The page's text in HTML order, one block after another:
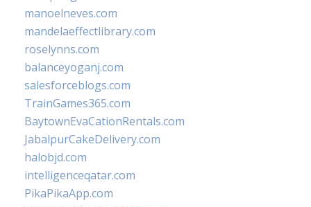
manoelneves.com
mandelaeffectlibrary.com
roselynns.com
balanceyoganj.com
salesforceblogs.com
TrainGames365.com
BaytownEvaCationRentals.com
JabalpurCakeDelivery.com
halobjd.com
intelligenceqatar.com
PikaPikaApp.com